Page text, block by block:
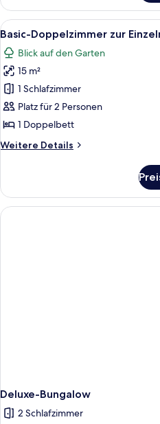
2 Schlafzimmer,
Kochnische
Alle
Fotos
für
Basic-
Doppelzimmer
zur
Einzelnutzung,
Doppelbett
1
Basic-Doppelzimmer zur
Blick auf den Garten
15 m²
1 Schlafzimmer
Platz für 2 Personen
1 Doppelbett
Weitere Details
Weitere
Doppelzimmer
zur
Einzelnutzung,
Deluxe-Bungalow
2 Schlafzimmer